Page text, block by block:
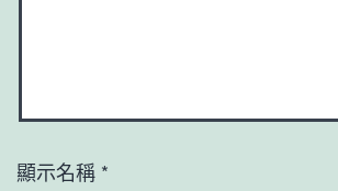
顯示名稱 *